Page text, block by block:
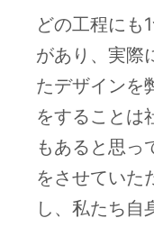
どの工程にも
があり、実際
たデザインを
をすることは
もあると思っ
をさせていた
し、私たち自